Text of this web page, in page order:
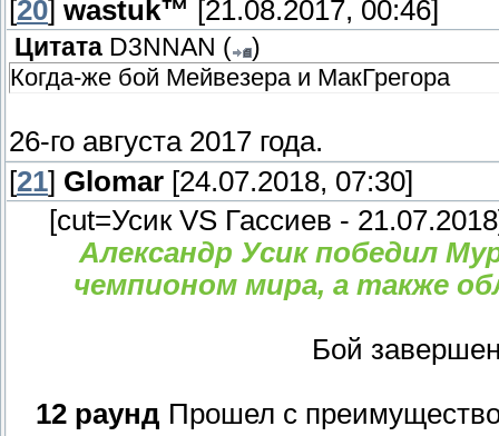
[20] wastuk™ [21.08.2017, 00:46]
Цитата D3NNAN (
)
Когда-же бой Мейвезера и МакГрегора
26-го августа 2017 года.
[21] Glomar [24.07.2018, 07:30]
[cut=Усик VS Гассиев -
Александр Усик победил
чемпионом мира, а также
Бой
12 раунд Прошел с